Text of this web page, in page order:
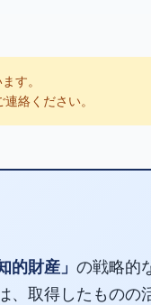
す。
連絡ください。
的財産」 の戦略的
、取得したものの